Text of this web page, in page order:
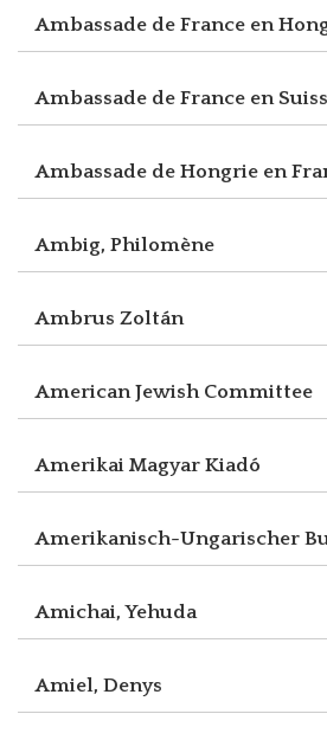
Ambassade de France en
Ambassade de France en
Ambassade de Hongrie en
Ambig, Philomène
Ambrus Zoltán
American Jewish Committee
Amerikai Magyar Kiadó
Amerikanisch-Ungarischer
Amichai, Yehuda
Amiel, Denys